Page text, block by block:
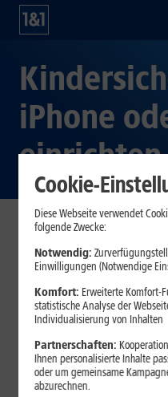
iPhone
einrichten
Kinder kommen immer
undTablets, sei es zum
oder zum Anschauen der
kindgerechte Nutzung der
schon länger eine
Wir zeigen Ihnen, wie Sie
Netz schützen und wie
und eingrenzen.
Cookie-
Diese Webseite verwendet
folgende Zwecke:
Notwendig:
Einwilligungen (Notwendige
Komfort: Erweiterte Komfort-
statistische Analyse der
Individualisierung von Inhalten
Partnerschaften:
Ihnen personalisierte Inhalte
oder um gemeinsame
abzurechnen.